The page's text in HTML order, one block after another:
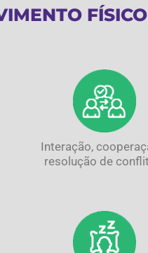
Interação,
resolução de